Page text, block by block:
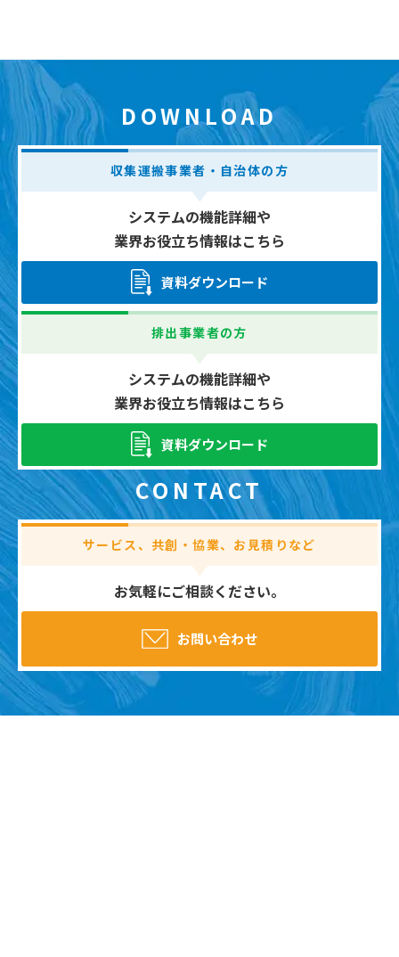
DOWNLOAD
収集運搬事業者・自治体の方
システムの機能詳細や
業界お役立ち情報はこちら
資料ダウンロード
排出事業者の方
システムの機能詳細や
業界お役立ち情報はこちら
資料ダウンロード
CONTACT
サービス、共創・協業、お見積りなど
お気軽にご相談ください。
お問い合わせ